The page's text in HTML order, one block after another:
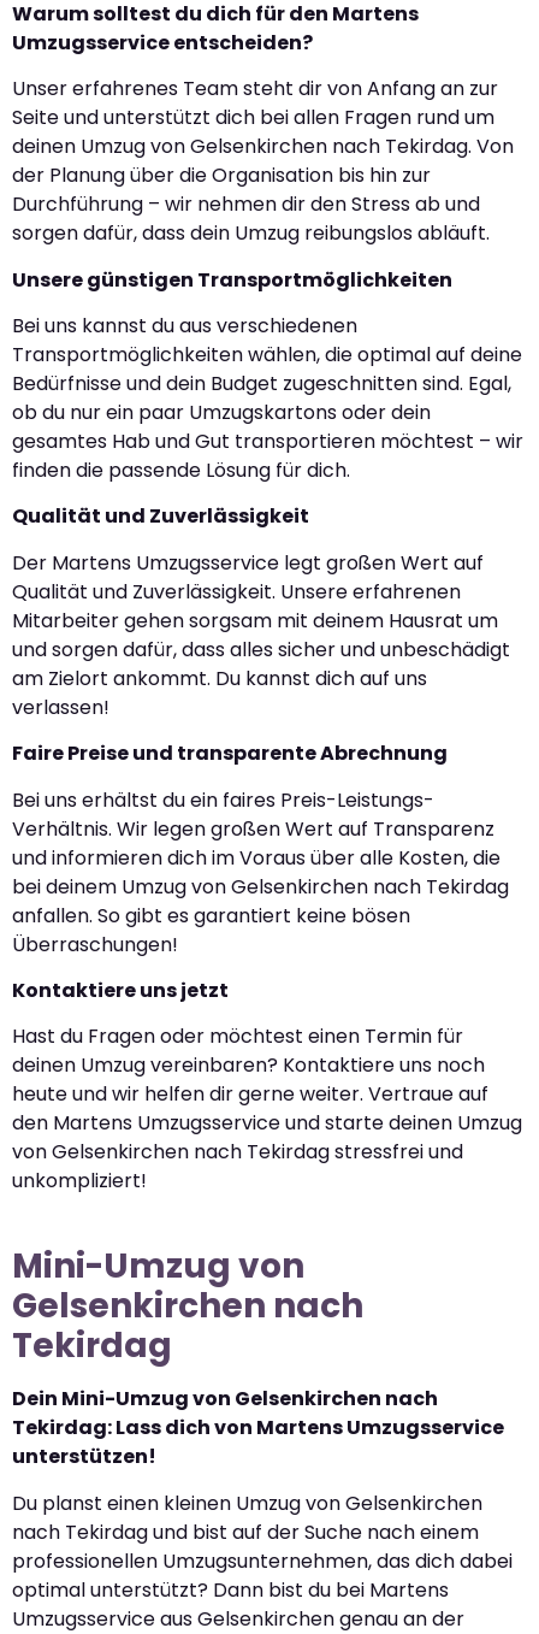
Warum solltest du dich für den Martens
Umzugsservice entscheiden?
Unser erfahrenes Team steht dir von Anfang an zur
Seite und unterstützt dich bei allen Fragen rund um
deinen Umzug von Gelsenkirchen nach Tekirdag. Von
der Planung über die Organisation bis hin zur
Durchführung – wir nehmen dir den Stress ab und
sorgen dafür, dass dein Umzug reibungslos abläuft.
Unsere günstigen Transportmöglichkeiten
Bei uns kannst du aus verschiedenen
Transportmöglichkeiten wählen, die optimal auf deine
Bedürfnisse und dein Budget zugeschnitten sind. Egal,
ob du nur ein paar Umzugskartons oder dein
gesamtes Hab und Gut transportieren möchtest – wir
finden die passende Lösung für dich.
Qualität und Zuverlässigkeit
Der Martens Umzugsservice legt großen Wert auf
Qualität und Zuverlässigkeit. Unsere erfahrenen
Mitarbeiter gehen sorgsam mit deinem Hausrat um
und sorgen dafür, dass alles sicher und unbeschädigt
am Zielort ankommt. Du kannst dich auf uns
verlassen!
Faire Preise und transparente Abrechnung
Bei uns erhältst du ein faires Preis-Leistungs-
Verhältnis. Wir legen großen Wert auf Transparenz
und informieren dich im Voraus über alle Kosten, die
bei deinem Umzug von Gelsenkirchen nach Tekirdag
anfallen. So gibt es garantiert keine bösen
Überraschungen!
Kontaktiere uns jetzt
Hast du Fragen oder möchtest einen Termin für
deinen Umzug vereinbaren? Kontaktiere uns noch
heute und wir helfen dir gerne weiter. Vertraue auf
den Martens Umzugsservice und starte deinen Umzug
von Gelsenkirchen nach Tekirdag stressfrei und
unkompliziert!
Mini-Umzug von
Gelsenkirchen nach
Tekirdag
Dein Mini-Umzug von Gelsenkirchen nach
Tekirdag: Lass dich von Martens Umzugsservice
unterstützen!
Du planst einen kleinen Umzug von Gelsenkirchen
nach Tekirdag und bist auf der Suche nach einem
professionellen Umzugsunternehmen, das dich dabei
optimal unterstützt? Dann bist du bei Martens
Umzugsservice aus Gelsenkirchen genau an der